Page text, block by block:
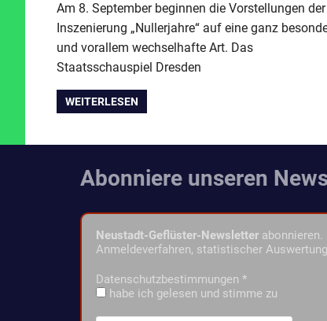
Am 8. September beginnen die Vorstellungen der
Inszenierung „Nullerjahre“ auf eine ganz
und vorallem wechselhafte Art. Das
Staatsschauspiel Dresden
WEITERLESEN
Abonniere unseren
Neustadt-Geflüster-Newsletter
Anmeldeverfahren, statistischer
Datenschutzbestimmungen *
habe ich gelesen und stimme zu